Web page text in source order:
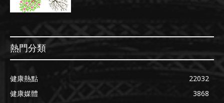
熱門分類
健康熱點
22032
健康媒體
3868